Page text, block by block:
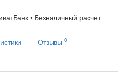
• Безналичный расчет
Отзывы 0